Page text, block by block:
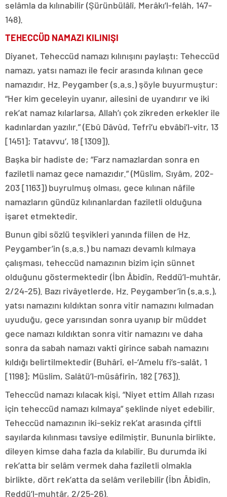
selâmla da kılınabilir (Şürünbülâlî, Merâkı’l-felâh, 147-
148).
TEHECCÜD NAMAZI KILINIŞI
Diyanet, Teheccüd namazı kılınışını paylaştı: Teheccüd
namazı, yatsı namazı ile fecir arasında kılınan gece
namazıdır. Hz. Peygamber (s.a.s.) şöyle buyurmuştur:
“Her kim geceleyin uyanır, ailesini de uyandırır ve iki
rek’at namaz kılarlarsa, Allah’ı çok zikreden erkekler ile
kadınlardan yazılır.” (Ebû Dâvûd, Tefrî‘u ebvâbi’l-vitr, 13
[1451]; Tatavvu‘, 18 [1309]).
Başka bir hadiste de; “Farz namazlardan sonra en
faziletli namaz gece namazıdır.” (Müslim, Sıyâm, 202-
203 [1163]) buyrulmuş olması, gece kılınan nâfile
namazların gündüz kılınanlardan faziletli olduğuna
işaret etmektedir.
Bunun gibi sözlü teşvikleri yanında fiilen de Hz.
Peygamber’in (s.a.s.) bu namazı devamlı kılmaya
çalışması, teheccüd namazının bizim için sünnet
olduğunu göstermektedir (İbn Âbidîn, Reddü’l-muhtâr,
2/24-25). Bazı rivâyetlerde, Hz. Peygamber’in (s.a.s.),
yatsı namazını kıldıktan sonra vitir namazını kılmadan
uyuduğu, gece yarısından sonra uyanıp bir müddet
gece namazı kıldıktan sonra vitir namazını ve daha
sonra da sabah namazı vakti girince sabah namazını
kıldığı belirtilmektedir (Buhârî, el-‘Amelu fi’s-salât, 1
[1198]; Müslim, Salâtü’l-müsâfirîn, 182 [763]).
Teheccüd namazı kılacak kişi, “Niyet ettim Allah rızası
için teheccüd namazı kılmaya” şeklinde niyet edebilir.
Teheccüd namazının iki-sekiz rek’at arasında çiftli
sayılarda kılınması tavsiye edilmiştir. Bununla birlikte,
dileyen kimse daha fazla da kılabilir. Bu durumda iki
rek’atta bir selâm vermek daha faziletli olmakla
birlikte, dört rek’atta da selâm verilebilir (İbn Âbidîn,
Reddü’l-muhtâr, 2/25-26).